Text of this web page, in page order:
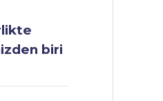
biri